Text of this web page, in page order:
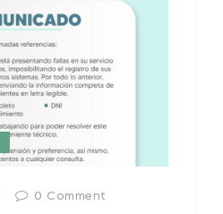
0 Comment